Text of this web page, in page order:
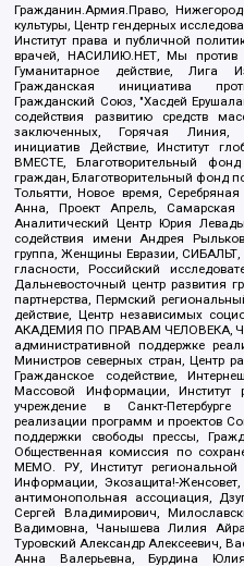
Гражданин.Армия.Право,
культуры, Центр гендерных
Институт права и публичной
врачей, НАСИЛИЮ.НЕТ, Мы против
Гуманитарное действие, Лига
Гражданская инициатива
Гражданский Союз, "Хасдей
содействия развитию средств
заключенных, Горячая Линия,
инициатив Действие, Институт
ВМЕСТЕ, Благотворительный
граждан, Благотворительный фонд
Тольятти, Новое время,
Анна, Проект Апрель, Самарская
Аналитический Центр Юрия
содействия имени Андрея
группа, Женщины Евразии, СИБАЛЬТ,
гласности, Российский
Дальневосточный центр развития
партнерства, Пермский
действие, Центр независимых
АКАДЕМИЯ ПО ПРАВАМ ЧЕЛОВЕКА,
административной поддержке
Министров северных стран, Центр
Гражданское содействие,
Массовой Информации, Институт
учреждение в Санкт-
реализации программ и проектов
поддержки свободы прессы,
Общественная комиссия по
МЕМО. РУ, Институт региональной
Информации, Экозащита!-
антимонопольная ассоциация,
Сергей Владимирович,
Вадимовна, Чанышева Лилия
Туровский Александр Алексеевич,
Анна Валерьевна, Бурдина